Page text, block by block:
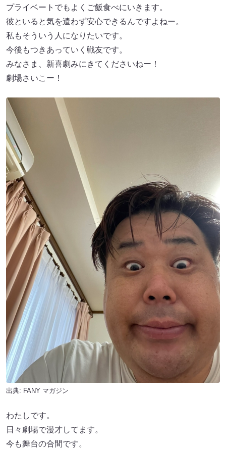
プライベートでもよくご飯食べにいきます。
彼といると気を遣わず安心できるんですよねー。
私もそういう人になりたいです。
今後もつきあっていく戦友です。
みなさま、新喜劇みにきてくださいねー！
劇場さいこー！
出典: FANY マガジン
わたしです。
日々劇場で漫才してます。
今も舞台の合間です。